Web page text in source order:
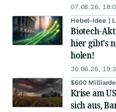
07.08.26,
Hebel-Idee |
Biotech-
hier gibt's
holen!
30.06.26,
$600
Krise am
sich aus,